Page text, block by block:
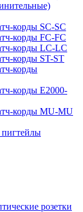
корды SC-SC
корды FC-FC
корды LC-LC
корды ST-ST
корды
корды E2000-
корды MU-MU
розетки